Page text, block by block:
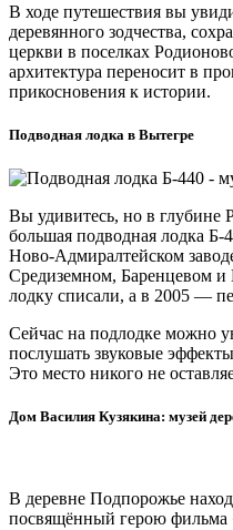
В ходе путешествия вы
деревянного зодчества,
церкви в поселках
архитектура переносит в
прикосновения к истории.
Подводная лодка в Вытегре
Вы удивитесь, но в глубине
большая подводная лодка Б-
Ново-Адмиралтейском
Средиземном, Баренцевом
лодку списали, а в 2005 —
Сейчас на подлодке можно
послушать звуковые
Это место никого не
Дом Василия Кузякина: музей
В деревне Подпорожье
посвящённый герою